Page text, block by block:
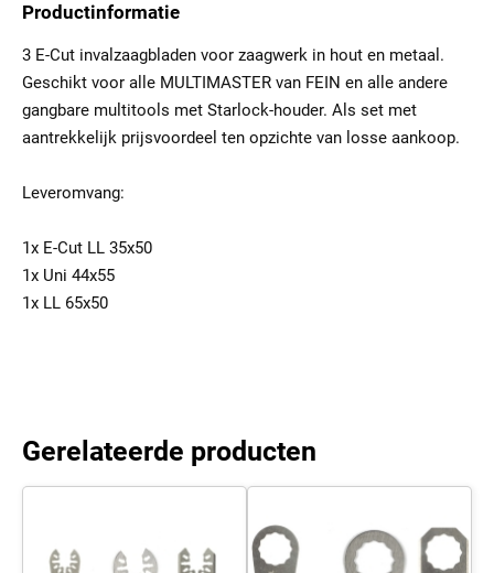
Productinformatie
3 E-Cut invalzaagbladen voor zaagwerk in hout en metaal.
Geschikt voor alle MULTIMASTER van FEIN en alle andere
gangbare multitools met Starlock-houder. Als set met
aantrekkelijk prijsvoordeel ten opzichte van losse aankoop.
Leveromvang:
1x E-Cut LL 35x50
1x Uni 44x55
1x LL 65x50
Gerelateerde producten